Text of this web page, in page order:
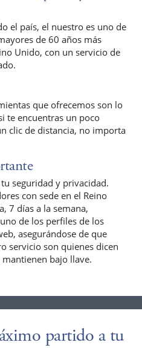
el país, el nuestro es uno de
de 60 años más
Unido, con un servicio de
que ofrecemos son lo
te encuentras un poco
clic de distancia, no importa
seguridad y privacidad.
con sede en el Reino
7 días a la semana,
de los perfiles de los
asegurándose de que
servicio son quienes dicen
mantienen bajo llave.
partido a tu